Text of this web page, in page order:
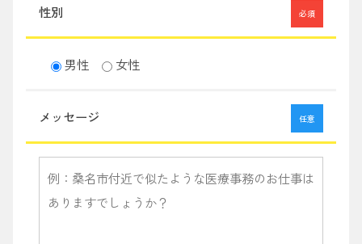
性別 必須
男性 女性
メッセージ 任意